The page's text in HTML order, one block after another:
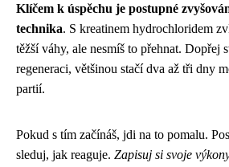
Klíčem k úspěchu je postupné
technika. S kreatinem hydrochloridem
těžší váhy, ale nesmíš to přehnat. Dopřej
regeneraci, většinou stačí dva až tři dny
partií.
Pokud s tím začínáš, jdi na to pomalu.
sleduj, jak reaguje. Zapisuj si svoje